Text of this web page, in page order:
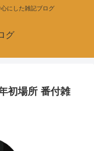
にした雑記ブログ
グ
初場所 番付雑